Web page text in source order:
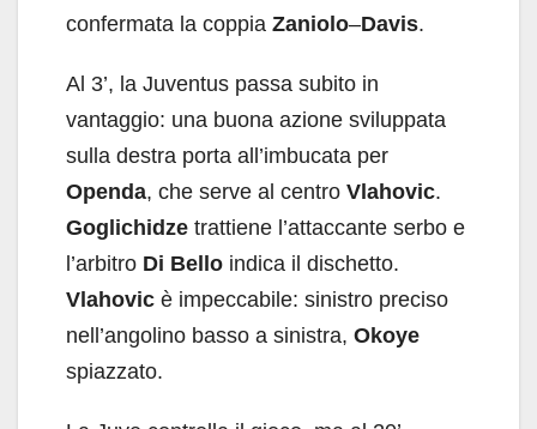
confermata la coppia Zaniolo–Davis.
Al 3’, la Juventus passa subito in
vantaggio: una buona azione sviluppata
sulla destra porta all’imbucata per
Openda, che serve al centro Vlahovic.
Goglichidze trattiene l’attaccante serbo e
l’arbitro Di Bello indica il dischetto.
Vlahovic è impeccabile: sinistro preciso
nell’angolino basso a sinistra, Okoye
spiazzato.